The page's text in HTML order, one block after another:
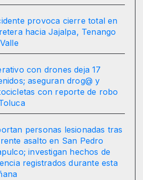
provoca cierre total en
hacia Jajalpa, Tenango
con drones deja 17
aseguran drog@ y
con reporte de robo
personas lesionadas tras
asalto en San Pedro
investigan hechos de
registrados durante esta